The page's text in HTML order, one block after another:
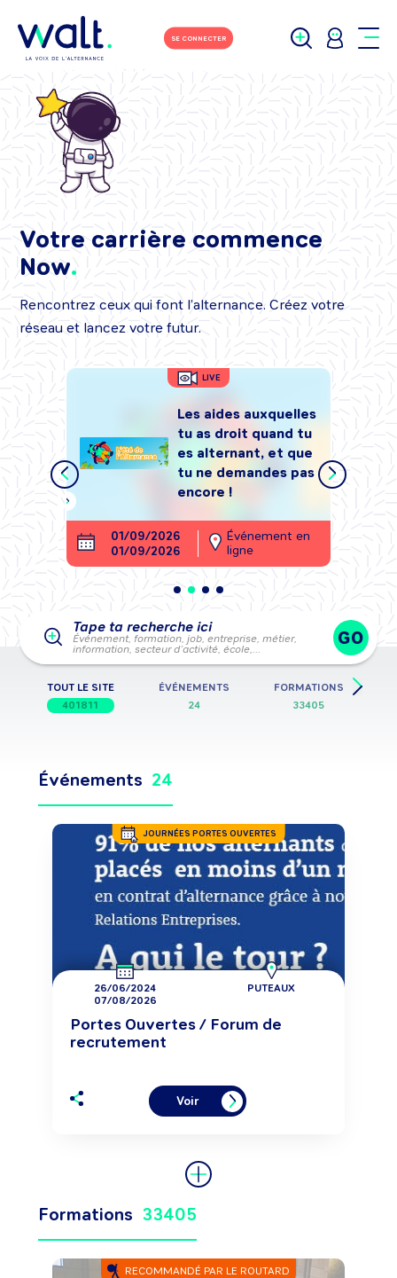
SE CONNECTER
Votre carrière commence
Now
Rencontrez ceux qui font l’alternance. Créez votre
réseau et lancez votre futur.
LIVE
Les aides auxquelles
tu as droit quand tu
es alternant, et que
tu ne demandes pas
encore !
01/09/2026
01/09/2026
Événement en
ligne
Tape ta recherche ici
Événement, formation, job, entreprise, métier,
information, secteur d’activité, école,…
GO
TOUT LE SITE
401811
ÉVÉNEMENTS
24
FORMATIONS
33405
Événements 24
JOURNÉES PORTES OUVERTES
26/06/2024
07/08/2026
PUTEAUX
Portes Ouvertes / Forum de
recrutement
Voir
Formations 33405
RECOMMANDÉ PAR LE ROUTARD